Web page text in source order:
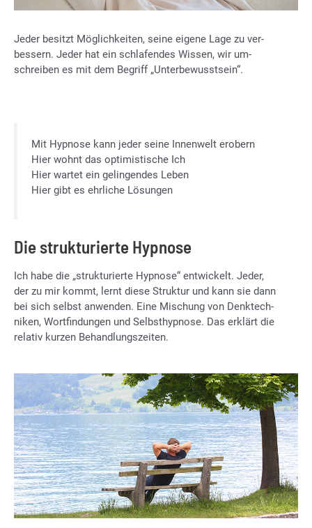
Je­der be­sitzt Mög­lich­kei­ten, sei­ne ei­ge­ne Lage zu ver­
bes­sern. Je­der hat ein schla­fen­des Wis­sen, wir um­
schrei­ben es mit dem Be­griff „Un­ter­be­wusst­sein“.
Mit Hyp­no­se kann je­der sei­ne In­nen­welt er­obern
Hier wohnt das op­ti­mis­ti­sche Ich
Hier war­tet ein ge­lin­gen­des Le­ben
Hier gibt es ehr­li­che Lö­sun­gen
Die strukturierte Hypnose
Ich habe die „struk­tu­rier­te Hyp­no­se“ ent­wi­ckelt. Je­der,
der zu mir kommt, lernt die­se Struk­tur und kann sie dann
bei sich selbst an­wen­den. Eine Mi­schung von Denk­tech­
ni­ken, Wort­fin­dun­gen und Selbst­hyp­no­se. Das er­klärt die
re­la­tiv kur­zen Be­hand­lungs­zei­ten.